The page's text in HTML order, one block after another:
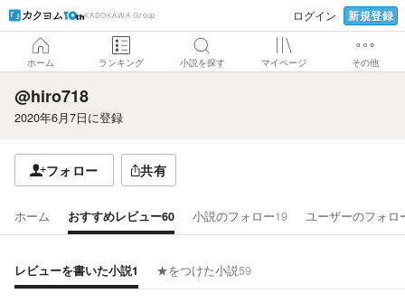
KADOKAWA Group ログイン 新規登録
ホーム ランキング 小説を探す マイページ その他
@hiro718
2020年6月7日に登録
フォロー 共有
ホーム おすすめレビュー60 小説のフォロー19 ユーザーのフォロ
レビューを書いた小説1 ★をつけた小説59